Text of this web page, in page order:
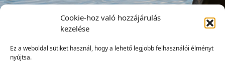
Cookie-hoz való hozzájárulás
kezelése
Ez a weboldal sütiket használ, hogy a lehető legjobb felhasználói élményt
nyújtsa.